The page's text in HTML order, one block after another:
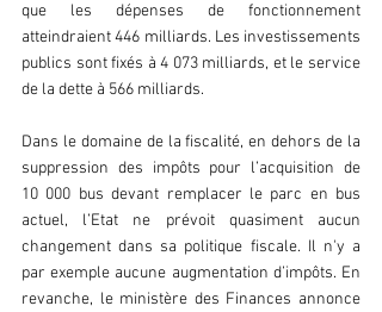
que les dépenses de fonctionnement
atteindraient 446 milliards. Les investissements
publics sont fixés à 4 073 milliards, et le service
de la dette à 566 milliards.
Dans le domaine de la fiscalité, en dehors de la
suppression des impôts pour l’acquisition de
10 000 bus devant remplacer le parc en bus
actuel, l’Etat ne prévoit quasiment aucun
changement dans sa politique fiscale. Il n'y a
par exemple aucune augmentation d’impôts. En
revanche, le ministère des Finances annonce